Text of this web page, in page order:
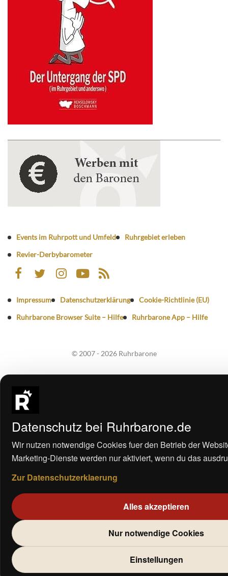
Events im Ruhrpott und Umfeld
Ruhrgebiet erleben
Revier-Derbybarometer
Impressum Datenschutzerklärung
Cookie-Richtlinie (EU)
Ruhrbarone Browser Suite – Hilfe
Ruhrbarone App – Hilfe
© 2007 - 2026 Ruhrbarone
Datenschutz bei Ruhrbarone.de
Wir nutzen notwendige Cookies fuer den Betrieb der
Marketing-Dienste werden nur aktiviert, wenn du das
Zur Datenschutzerklaerung
Alles akzeptieren
Nur notwendige Cookies
Einstellungen